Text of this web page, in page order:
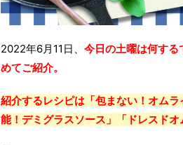
2022年6月11日、 今日の土曜は何する
めてご紹介。
紹介するレシピは「包まない！オム
能！デミグラスソース」「ドレスド